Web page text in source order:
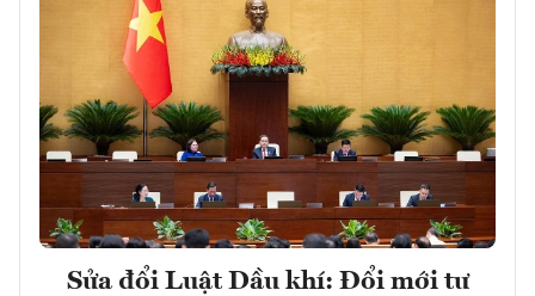
Sửa đổi Luật Dầu khí: Đổi mới tư